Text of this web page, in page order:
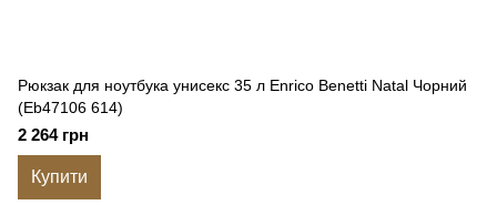
Рюкзак для ноутбука унисекс 35 л Enrico Benetti Natal Чорний
(Eb47106 614)
2 264 грн
Купити